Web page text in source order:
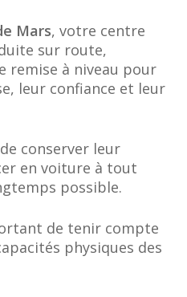
Mars, votre centre
sur route,
remise à niveau pour
leur confiance et leur
conserver leur
en voiture à tout
possible.
de tenir compte
physiques des